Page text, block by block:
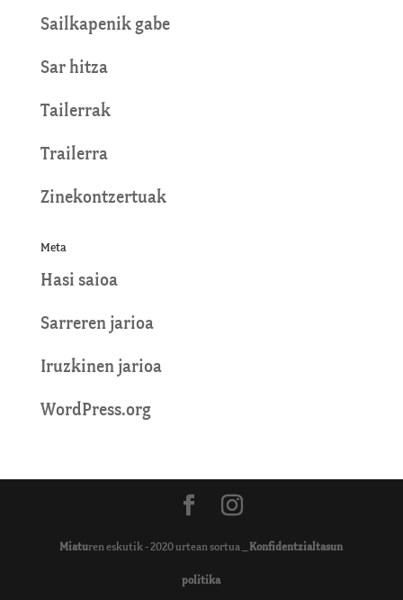
Sailkapenik gabe
Sar hitza
Tailerrak
Trailerra
Zinekontzertuak
Meta
Hasi saioa
Sarreren jarioa
Iruzkinen jarioa
WordPress.org
Miaturen eskutik - 2020 urtean sortua _ Konfidentzialtasun
politika